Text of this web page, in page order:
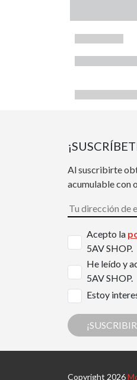
Al suscribirte
acumulable con
Acepto la
5AV SHOP.
He leído y
5AV SHOP.
Estoy
Copyright 2026